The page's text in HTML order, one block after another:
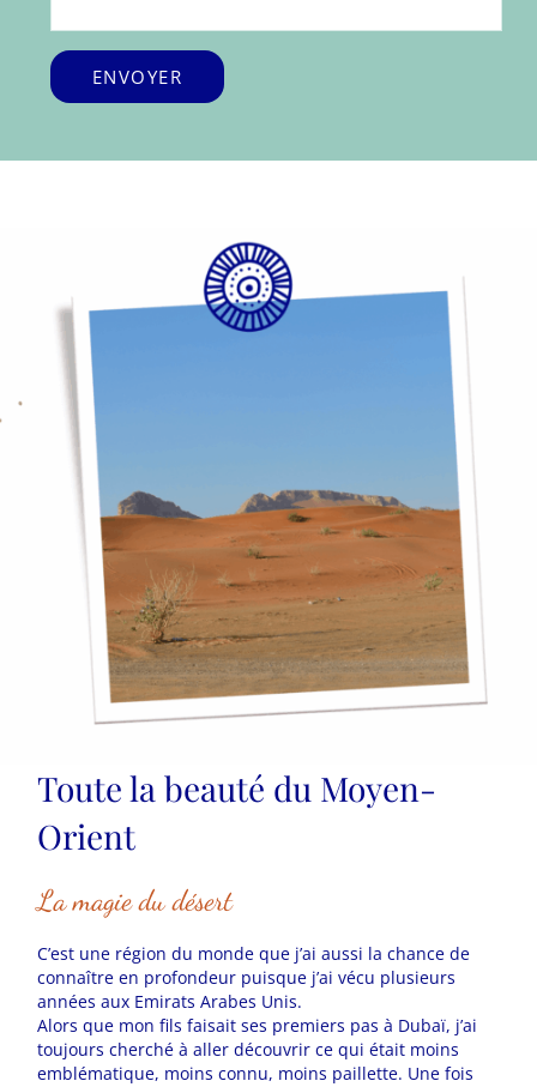
Toute la beauté du Moyen-
Orient
La magie du désert
C’est une région du monde que j’ai aussi la chance de
connaître en profondeur puisque j’ai vécu plusieurs
annéesaux Emirats Arabes Unis.
Alors que mon fils faisait ses premiers pas à Dubaï, j’ai
toujours cherché à aller découvrir ce qui était moins
emblématique, moins connu, moins paillette. Une fois